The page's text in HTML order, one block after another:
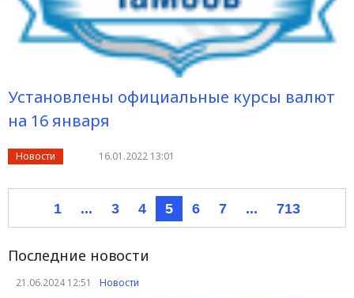
Установлены официальные курсы валют
на 16 января
Новости 16.01.2022 13:01
1 ... 3 4 5 6 7 ... 713
Последние новости
21.06.2024 12:51 Новости